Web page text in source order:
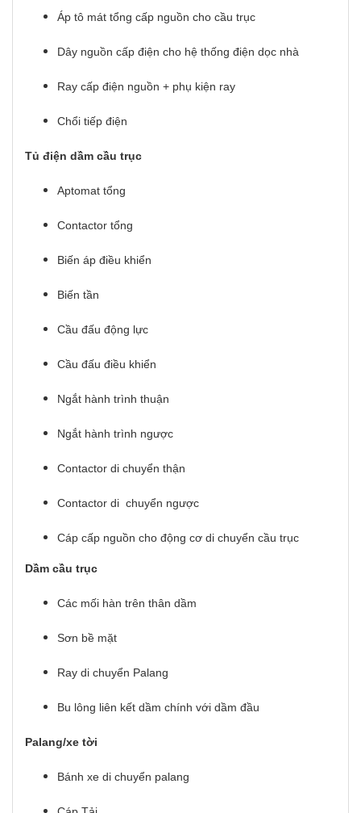
Áp tô mát tổng cấp nguồn cho cầu trục
Dây nguồn cấp điện cho hệ thống điện dọc nhà
Ray cấp điện nguồn + phụ kiện ray
Chổi tiếp điện
Tủ điện dầm cầu trục
Aptomat tổng
Contactor tổng
Biến áp điều khiển
Biến tần
Cầu đấu động lực
Cầu đấu điều khiển
Ngắt hành trình thuận
Ngắt hành trình ngược
Contactor di chuyển thận
Contactor di chuyển ngược
Cáp cấp nguồn cho động cơ di chuyển cầu trục
Dầm cầu trục
Các mối hàn trên thân dầm
Sơn bề mặt
Ray di chuyển Palang
Bu lông liên kết dầm chính với dầm đầu
Palang/xe tời
Bánh xe di chuyển palang